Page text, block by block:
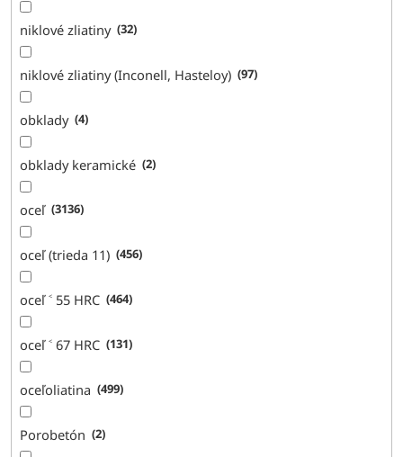
niklové zliatiny 32
niklové zliatiny (Inconell, Hasteloy) 97
obklady 4
obklady keramické 2
oceľ 3136
oceľ (trieda 11) 456
oceľ ˂ 55 HRC 464
oceľ ˂ 67 HRC 131
oceľoliatina 499
Porobetón 2